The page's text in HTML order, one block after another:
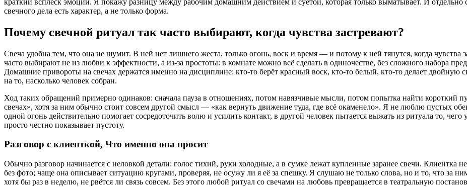
свечного дела есть характер, а не только форма.
Почему свечной ритуал так часто выбирают, когда чувства застревают?
Свеча удобна тем, что она не шумит. В ней нет лишнего жеста, только огонь, воск и время — и потому к ней тянутся, когда чувства
часто выбирают не из любви к эффектности, а из-за простоты: в комнате можно всё сделать в одиночестве, без сложного набора
Домашние привороты на свечах держатся именно на дисциплине: кто-то берёт красный воск, кто-то белый, кто-то делает двойную
на то, насколько человек собран.
Ход таких обращений примерно одинаков: сначала пауза в отношениях, потом навязчивые мысли, потом попытка найти короткий
свечах», хотя за ним обычно стоит совсем другой смысл — «как вернуть движение туда, где всё окаменело». Я не люблю пустых
одной огонь действительно помогает сосредоточить волю и усилить контакт, в другой человек пытается выжать из ритуала то,
просто честно показывает пустоту.
Разговор с клиенткой, Что именно она просит
Обычно разговор начинается с неловкой детали: голос тихий, руки холодные, а в сумке лежат купленные заранее свечи. Клиентка
без фото; чаще она описывает ситуацию кругами, проверяя, не осужу ли я её за спешку. Я слушаю не только слова, но и то, что за
хотя бы раз в неделю, не рвётся ли связь совсем. Без этого любой ритуал со свечами на любовь превращается в театральную